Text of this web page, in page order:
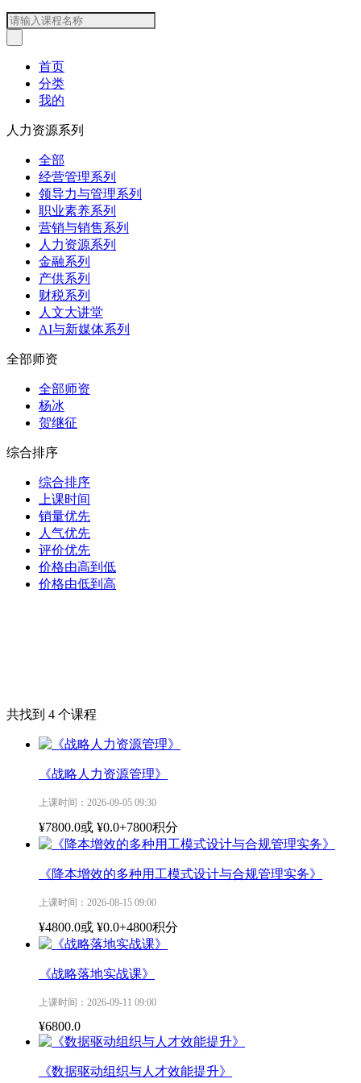
首页
分类
我的
人力资源系列
全部
经营管理系列
领导力与管理系列
职业素养系列
营销与销售系列
人力资源系列
金融系列
产供系列
财税系列
人文大讲堂
AI与新媒体系列
全部师资
全部师资
杨冰
贺继征
综合排序
综合排序
上课时间
销量优先
人气优先
评价优先
价格由高到低
价格由低到高
共找到 4 个课程
《战略人力资源管理》
上课时间：2026-09-05 09:30
¥7800.0或 ¥0.0+7800积分
《降本增效的多种用工模式设计与合规管理实务》
上课时间：2026-08-15 09:00
¥4800.0或 ¥0.0+4800积分
《战略落地实战课》
上课时间：2026-09-11 09:00
¥6800.0
《数据驱动组织与人才效能提升》